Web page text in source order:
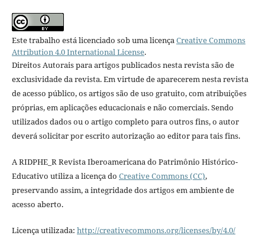
Este trabalho está licenciado sob uma licençaCreative Commons
Attribution 4.0 International License.
Direitos Autorais para artigos publicados nesta revista são de
exclusividade da revista. Em virtude de aparecerem nesta revista
de acesso público, os artigos são de uso gratuito, com atribuições
próprias, em aplicações educacionais e não comerciais. Sendo
utilizados dados ou o artigo completo para outros fins, o autor
deverá solicitar por escrito autorização ao editor para tais fins.
A RIDPHE_R Revista Iberoamericana do Patrimônio Histórico-
Educativo utiliza a licença do Creative Commons (CC),
preservando assim, a integridade dos artigos em ambiente de
acesso aberto.
Licença utilizada: http://creativecommons.org/licenses/by/4.0/